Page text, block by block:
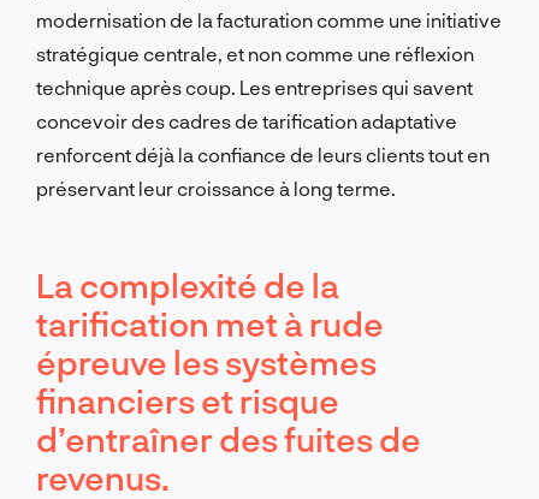
modernisation de la facturation comme une initiative
stratégique centrale, et non comme une réflexion
technique après coup. Les entreprises qui savent
concevoir des cadres de tarification adaptative
renforcent déjà la confiance de leurs clients tout en
préservant leur croissance à long terme.
La complexité de la
tarification met à rude
épreuve les systèmes
financiers et risque
d’entraîner des fuites de
revenus.